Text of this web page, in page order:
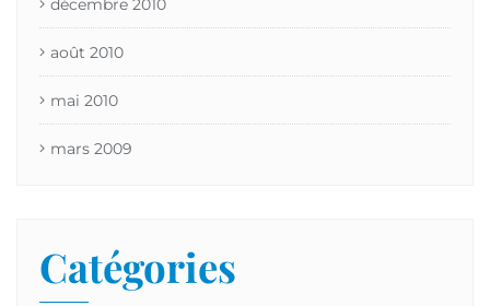
décembre 2010
août 2010
mai 2010
mars 2009
Catégories